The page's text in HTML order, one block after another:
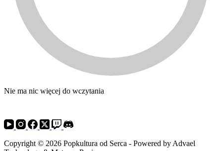
Nie ma nic więcej do wczytania
Copyright © 2026 Popkultura od Serca - Powered by Advael